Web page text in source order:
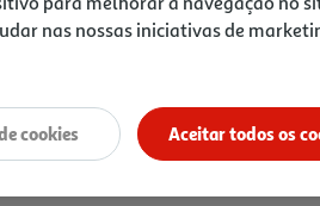
nas nossas iniciativas de
Aceitar todos os
cookies